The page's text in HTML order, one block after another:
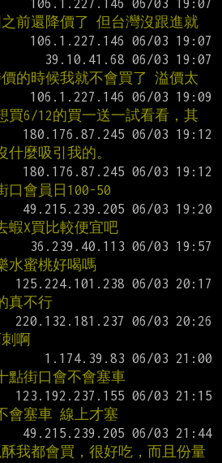
前還降價了 但台灣沒跟進就
的時候我就不會買了 溢價太
買6/12的買一送一試看看，其
什麼吸引我的。
口會員日100-50
蝦X買比較便宜吧
水蜜桃好喝嗎
真不行
啊
點街口會不會塞車
會塞車 線上才塞
我都會買，很好吃，而且份量